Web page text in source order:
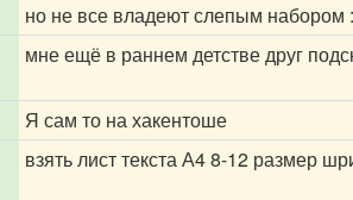
но не все владеют слепым набором
мне ещё в раннем детстве друг
Я сам то на хакентоше
взять лист текста А4 8-12 размер